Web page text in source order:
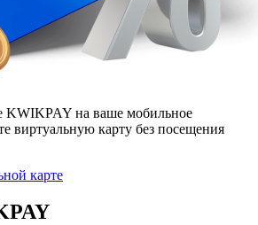
KWIKPAY на ваше мобильное
виртуальную карту без посещения
карте